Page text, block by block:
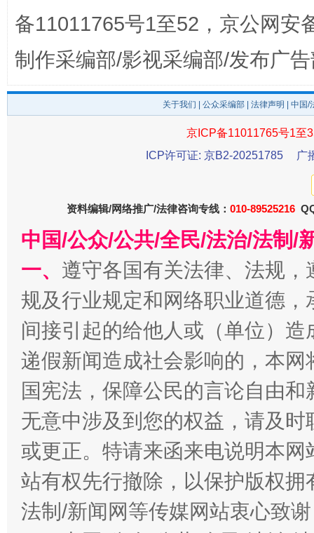
东山县通报“牛蛙产品抗生素超标问题” 法
千年窑火 生生不息 一
揭开“小金库”的免责幌子
备11011765号1至52，京公网安
制作采编部/影视采编部/发布广
关于我们 公众采编部 法律声明 | 中国
京ICP备11011765号1至
ICP许可证: 京B2-20251785
广
资料编辑/网络推广/法律咨询专线： 010-89525216
中国/公众/公共/全民/法治/法制/
一、 遵守各国有关法律、法规
规及行业规定和网络职业道德
间接引起的给他人或（单位）
递假新闻造成社会影响的，本
国宪法，保障公民的言论自由
无意中涉及到您的权益，请及
或更正。特请来函来电说明本
站有权先行撤除，以保护版权
法制/新闻网等传媒网站衷心致